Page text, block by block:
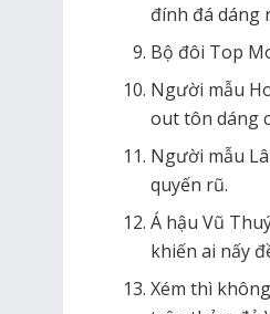
đính đá dáng
Bộ đôi Top
Người mẫu
out tôn dáng
Người mẫu
quyến rũ.
Á hậu Vũ
khiến ai nấy
Xém thì